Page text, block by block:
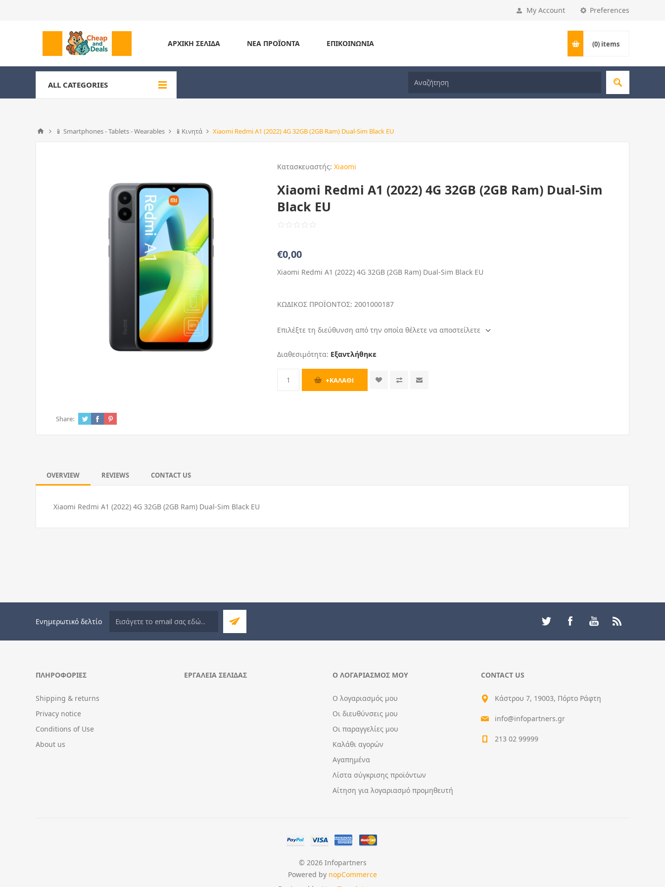
Preferences
My Account
ΑΡΧΙΚΉ ΣΕΛΊΔΑ ΝΈΑ ΠΡΟΪΌΝΤΑ ΕΠΙΚΟΙΝΩΝΊΑ (0) items
ALL CATEGORIES
📱 Smartphones - Tablets - Wearables 📱Κινητά Xiaomi Redmi A1 (2022) 4G 32GB (2GB Ram) Dual-Sim Black EU
Κατασκευαστής: Xiaomi
Xiaomi Redmi A1 (2022) 4G 32GB (2GB Ram) Dual-Sim
Black EU
€0,00
Xiaomi Redmi A1 (2022) 4G 32GB (2GB Ram) Dual-Sim Black EU
ΚΩΔΙΚΟΣ ΠΡΟΪΟΝΤΟΣ: 2001000187
Επιλέξτε τη διεύθυνση από την οποία θέλετε να αποστείλετε
Διαθεσιμότητα: Εξαντλήθηκε
Share:
OVERVIEW REVIEWS CONTACT US
Xiaomi Redmi A1 (2022) 4G 32GB (2GB Ram) Dual-Sim Black EU
Ενημερωτικό δελτίο
ΠΛΗΡΟΦΟΡΊΕΣ
Shipping & returns
Privacy notice
Conditions of Use
About us
ΕΡΓΑΛΕΊΑ ΣΕΛΊΔΑΣ Ο ΛΟΓΑΡΙΑΣΜΌΣ ΜΟΥ
Ο λογαριασμός μου
Οι διευθύνσεις μου
Οι παραγγελίες μου
Καλάθι αγορών
Αγαπημένα
Λίστα σύγκρισης προϊόντων
Αίτηση για λογαριασμό προμηθευτή
CONTACT US
Κάστρου 7, 19003, Πόρτο Ράφτη
info@infopartners.gr
213 02 99999
© 2026 Infopartners
Powered by nopCommerce